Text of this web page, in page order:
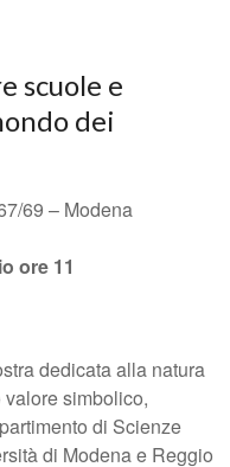
scuole e
dei
69 – Modena
ore 11
dedicata alla natura
simbolico,
di Scienze
di Modena e Reggio